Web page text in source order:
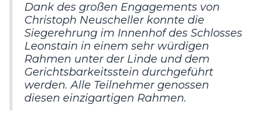
Dank des großen Engagements von
Christoph Neuscheller konnte die
Siegerehrung im Innenhof des Schlosses
Leonstain in einem sehr würdigen
Rahmen unter der Linde und dem
Gerichtsbarkeitsstein durchgeführt
werden. Alle Teilnehmer genossen
diesen einzigartigen Rahmen.